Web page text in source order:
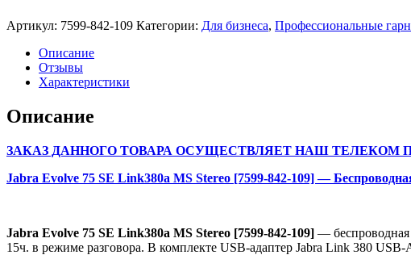
Артикул: 7599-842-109 Категории: Для бизнеса, Профессиональные
Описание
Отзывы
Характеристики
Описание
ЗАКАЗ ДАННОГО ТОВАРА ОСУЩЕСТВЛЯЕТ НАШ ТЕЛЕКОМ
Jabra Evolve 75 SE Link380a MS Stereo [7599-842-109] —
Jabra Evolve 75 SE Link380a MS Stereo [7599-842-109] — беспроводная
15ч. в режиме разговора. В комплекте USB-адаптер Jabra Link 380 USB-